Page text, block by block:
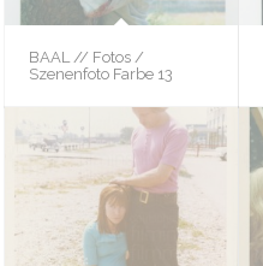
BAAL // Fotos /
Szenenfoto Farbe 13